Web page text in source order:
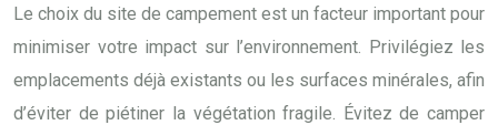
Le choix du site de campement est un facteur important pour
minimiser votre impact sur l’environnement. Privilégiez les
emplacements déjà existants ou les surfaces minérales, afin
d’éviter de piétiner la végétation fragile. Évitez de camper